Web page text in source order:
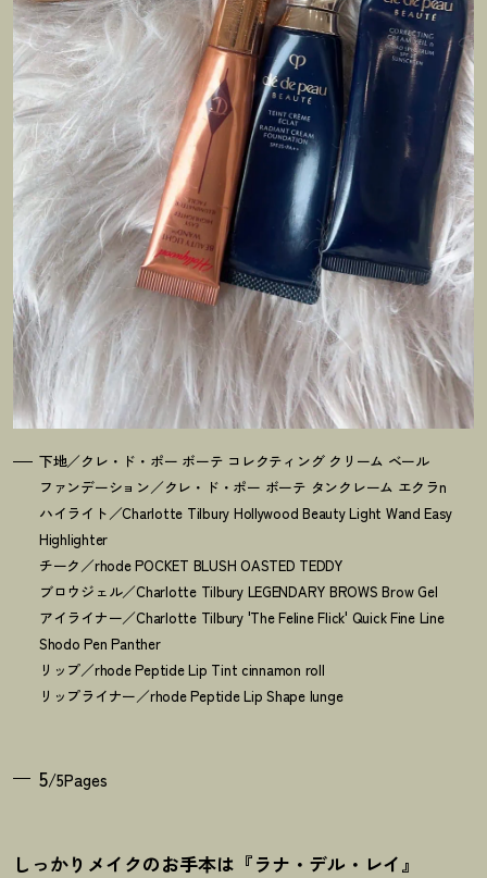
下地／クレ・ド・ポー ボーテ コレクティング クリーム ベール
ファンデーション／クレ・ド・ポー ボーテ タンクレーム エクラn
ハイライト／Charlotte Tilbury Hollywood Beauty Light Wand Easy
Highlighter
チーク／rhode POCKET BLUSH OASTED TEDDY
ブロウジェル／Charlotte Tilbury LEGENDARY BROWS Brow Gel
アイライナー／Charlotte Tilbury 'The Feline Flick' Quick Fine Line
Shodo Pen Panther
リップ／rhode Peptide Lip Tint cinnamon roll
リップライナー／rhode Peptide Lip Shape lunge
5/5Pages
しっかりメイクのお手本は『ラナ・デル・レイ』